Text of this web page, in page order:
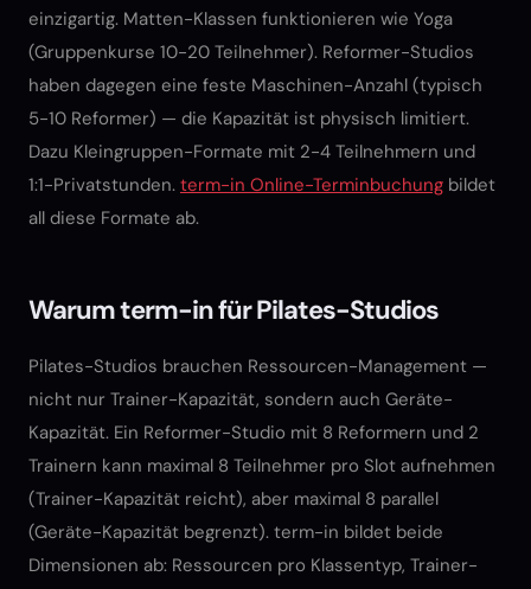
einzigartig. Matten-Klassen funktionieren wie Yoga
(Gruppenkurse 10-20 Teilnehmer). Reformer-Studios
haben dagegen eine feste Maschinen-Anzahl (typisch
5-10 Reformer) — die Kapazität ist physisch limitiert.
Dazu Kleingruppen-Formate mit 2-4 Teilnehmern und
1:1-Privatstunden. term-in Online-Terminbuchung bildet
all diese Formate ab.
Warum term-in für Pilates-Studios
Pilates-Studios brauchen Ressourcen-Management —
nicht nur Trainer-Kapazität, sondern auch Geräte-
Kapazität. Ein Reformer-Studio mit 8 Reformern und 2
Trainern kann maximal 8 Teilnehmer pro Slot aufnehmen
(Trainer-Kapazität reicht), aber maximal 8 parallel
(Geräte-Kapazität begrenzt). term-in bildet beide
Dimensionen ab: Ressourcen pro Klassentyp, Trainer-